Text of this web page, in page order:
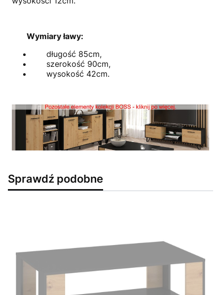
Wymiary ławy:
długość 85cm,
szerokość 90cm,
wysokość 42cm.
Sprawdź podobne